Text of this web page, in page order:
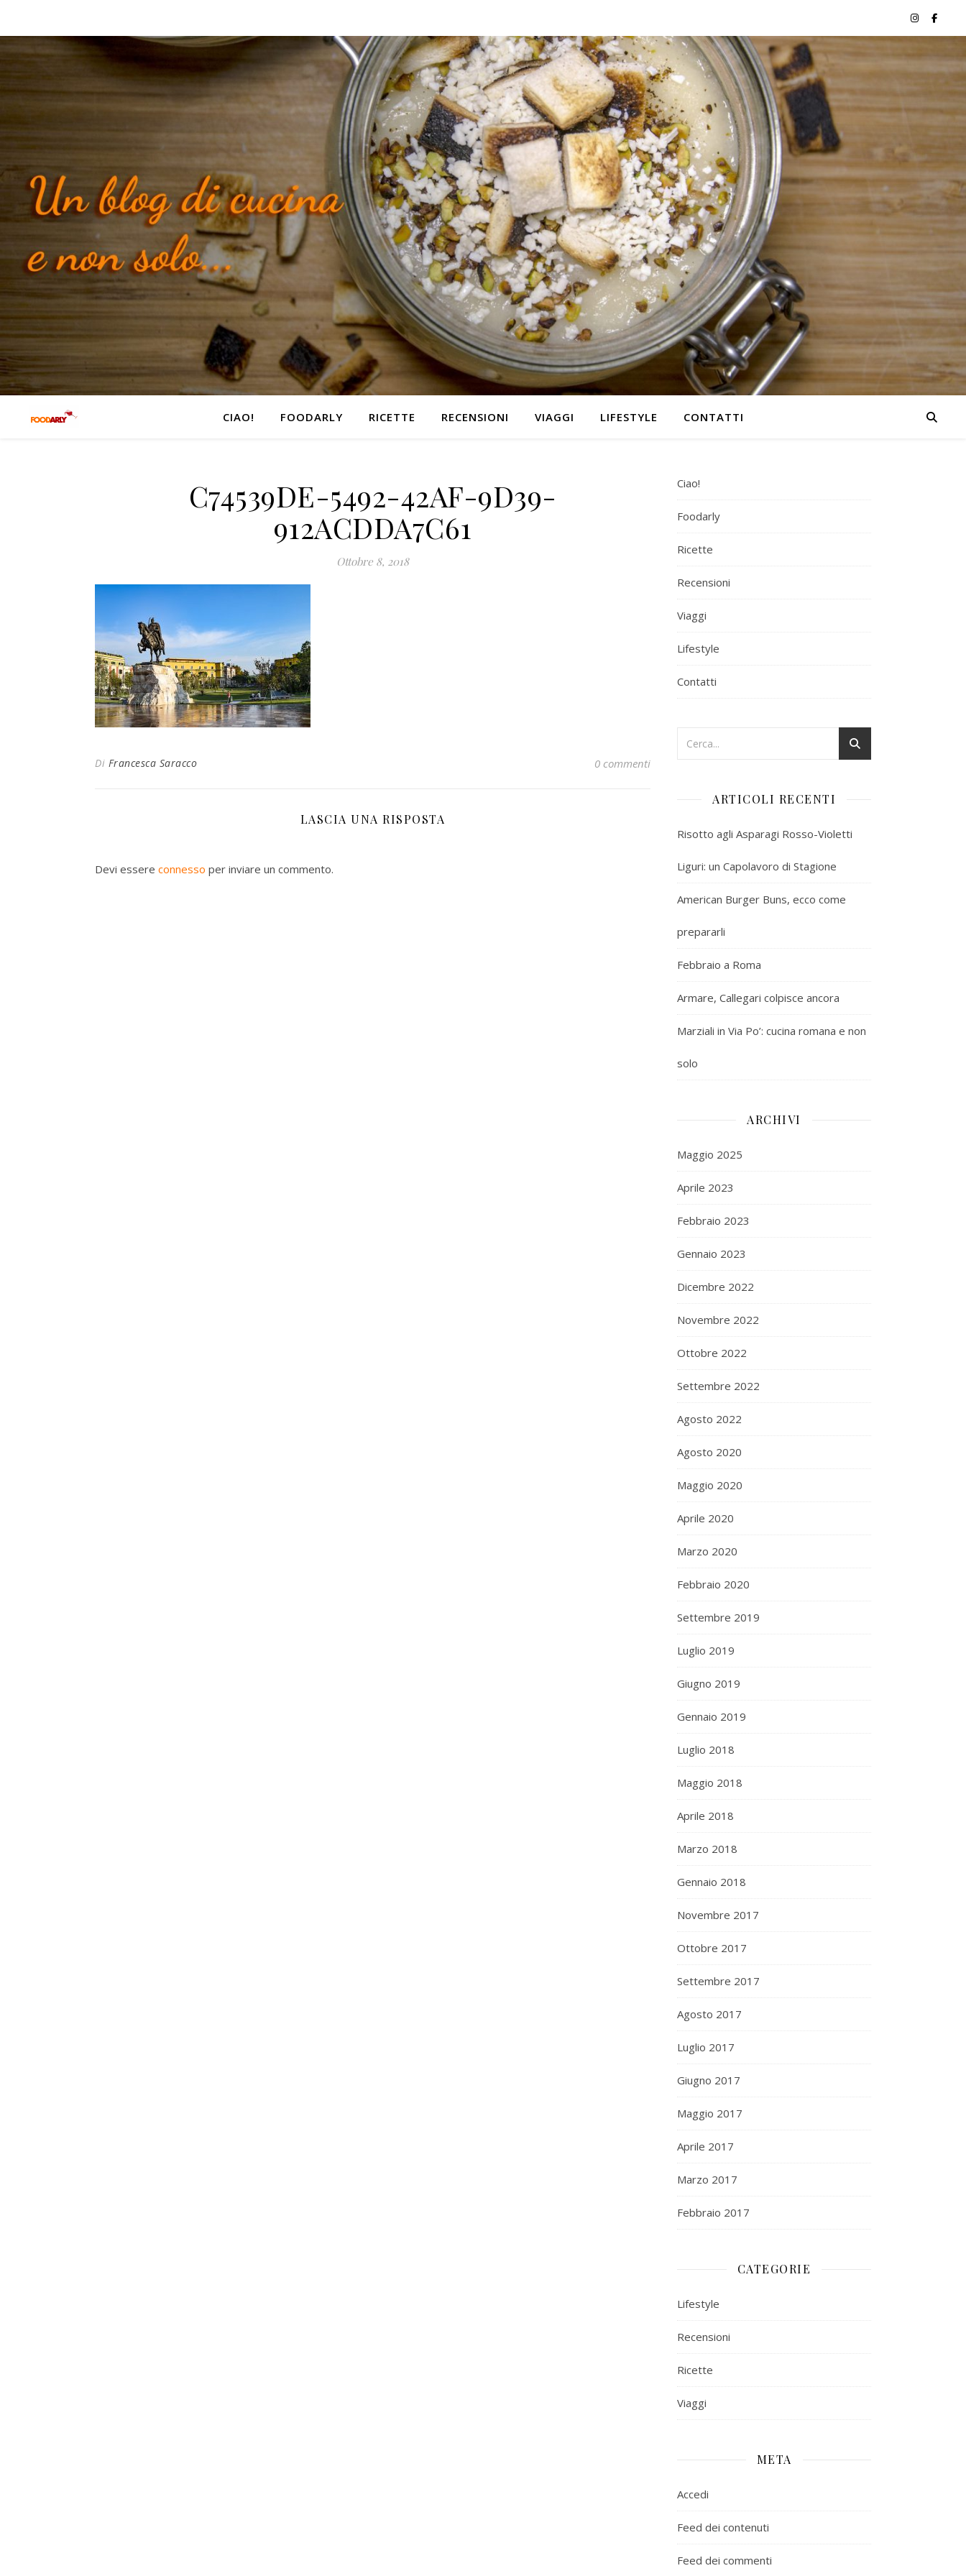
CIAO! FOODARLY RICETTE RECENSIONI VIAGGI LIFESTYLE CONTATTI
C74539DE-5492-42AF-9D39-
912ACDDA7C61
Ottobre 8, 2018
Di Francesca Saracco 0 commenti
LASCIA UNA RISPOSTA
Devi essere connesso per inviare un commento.
Ciao!
Foodarly
Ricette
Recensioni
Viaggi
Lifestyle
Contatti
ARTICOLI RECENTI
Risotto agli Asparagi Rosso-Violetti
Liguri: un Capolavoro di Stagione
American Burger Buns, ecco come
prepararli
Febbraio a Roma
Armare, Callegari colpisce ancora
Marziali in Via Po’: cucina romana e non
solo
ARCHIVI
Maggio 2025
Aprile 2023
Febbraio 2023
Gennaio 2023
Dicembre 2022
Novembre 2022
Ottobre 2022
Settembre 2022
Agosto 2022
Agosto 2020
Maggio 2020
Aprile 2020
Marzo 2020
Febbraio 2020
Settembre 2019
Luglio 2019
Giugno 2019
Gennaio 2019
Luglio 2018
Maggio 2018
Aprile 2018
Marzo 2018
Gennaio 2018
Novembre 2017
Ottobre 2017
Settembre 2017
Agosto 2017
Luglio 2017
Giugno 2017
Maggio 2017
Aprile 2017
Marzo 2017
Febbraio 2017
CATEGORIE
Lifestyle
Recensioni
Ricette
Viaggi
META
Accedi
Feed dei contenuti
Feed dei commenti